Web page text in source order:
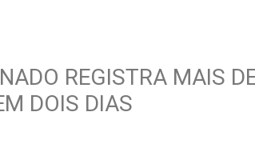
REGISTRA MAIS
DOIS DIAS